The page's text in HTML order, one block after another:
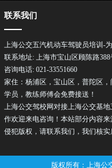
联系我们
上海公交五汽机动车驾驶员培训-
联系地址: 上海市宝山区顾陈路388
咨询电话: 021-33551660
家住：杨浦区，宝山区，普陀区
学员，教练师傅会免费接送！
上海公交驾校网对接上海公交基
作欢迎来电咨询！本站部分内容来
侵犯版权，请联系我们，我们核实
版权所有：上海公